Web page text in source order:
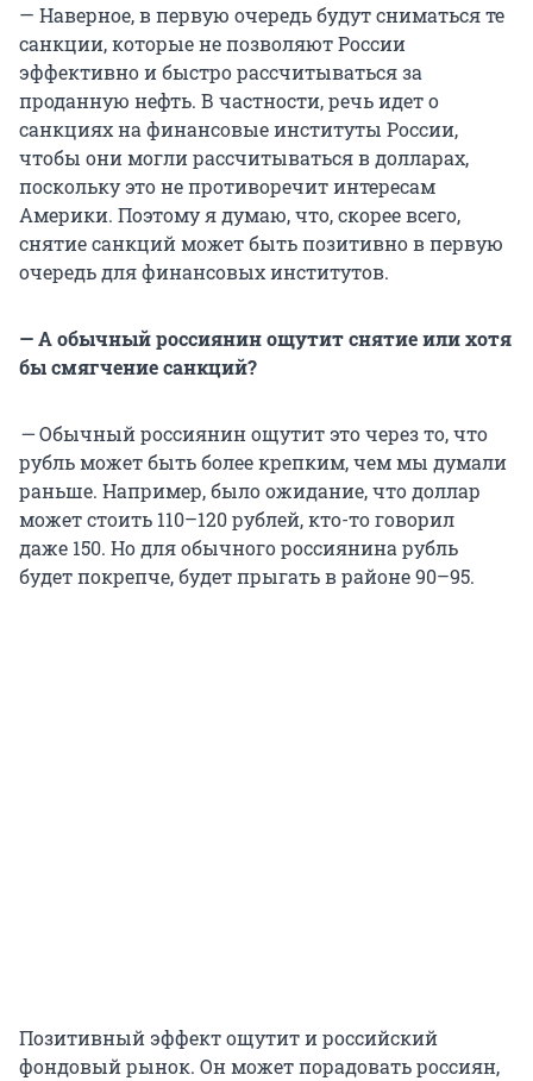
— Наверное, в первую очередь будут сниматься те
санкции, которые не позволяют России
эффективно и быстро рассчитываться за
проданную нефть. В частности, речь идет о
санкциях на финансовые институты России,
чтобы они могли рассчитываться в долларах,
поскольку это не противоречит интересам
Америки. Поэтому я думаю, что, скорее всего,
снятие санкций может быть позитивно в первую
очередь для финансовых институтов.
— А обычный россиянин ощутит снятие или хотя
бы смягчение санкций?
—Обычный россиянин ощутит это через то, что
рубль может быть более крепким, чем мы думали
раньше. Например, было ожидание, что доллар
может стоить 110–120 рублей, кто-то говорил
даже 150. Но для обычного россиянина рубль
будет покрепче, будет прыгатьв районе 90–95.
Позитивный эффект ощутит и российский
фондовый рынок. Он может порадовать россиян,